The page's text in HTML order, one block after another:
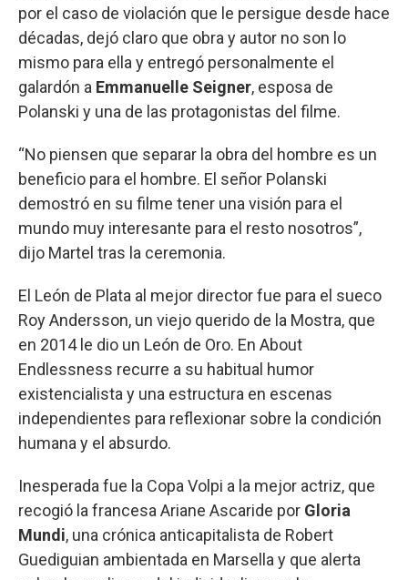
por el caso de violación que le persigue desde hace
décadas, dejó claro que obra y autor no son lo
mismo para ella y entregó personalmente el
galardón a Emmanuelle Seigner, esposa de
Polanski y una de las protagonistas del filme.
“No piensen que separar la obra del hombre es un
beneficio para el hombre. El señor Polanski
demostró en su filme tener una visión para el
mundo muy interesante para el resto nosotros”,
dijo Martel tras la ceremonia.
El León de Plata al mejor director fue para el sueco
Roy Andersson, un viejo querido de la Mostra, que
en 2014 le dio un León de Oro. En About
Endlessness recurre a su habitual humor
existencialista y una estructura en escenas
independientes para reflexionar sobre la condición
humana y el absurdo.
Inesperada fue la Copa Volpi a la mejor actriz, que
recogió la francesa Ariane Ascaride por Gloria
Mundi, una crónica anticapitalista de Robert
Guediguian ambientada en Marsella y que alerta